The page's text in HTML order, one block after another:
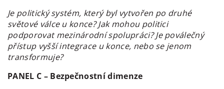
Je politický systém, který byl vytvořen po druhé
světové válce u konce? Jak mohou politici
podporovat mezinárodní spolupráci? Je poválečný
přístup vyšší integrace u konce, nebo se jenom
transformuje?
PANEL C – Bezpečnostní dimenze